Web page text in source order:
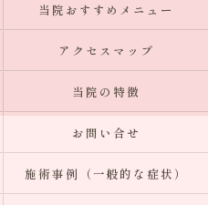
当院おすすめメニュー
アクセスマップ
当院の特徴
お問い合せ
施術事例（一般的な症状）